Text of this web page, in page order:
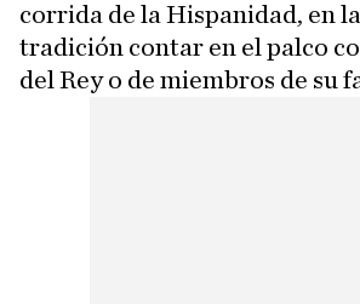
corrida de la Hispanidad, en
tradición contar en el palco
del Rey o de miembros de su